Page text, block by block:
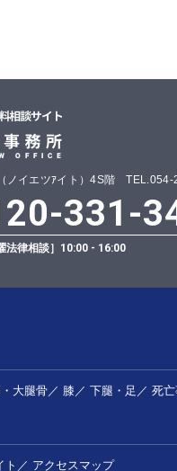
ノイエツｱイト）4S階 TEL.054-
331-
法律相談］ 10:00 - 16:00
大腿骨／ 膝 ／ 下腿・足 ／ 死
ト ／ アクセスマップ